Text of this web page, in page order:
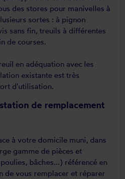
des stores pour manivelles à
sortes : à pignon
sans fin, treuils à différentes
de courses.
en adéquation avec les
existante est très
d'utilisation.
de remplacement
à votre domicile muni, dans
gamme de pièces et
bâches...) référencé en
de vous remplacer et réparer